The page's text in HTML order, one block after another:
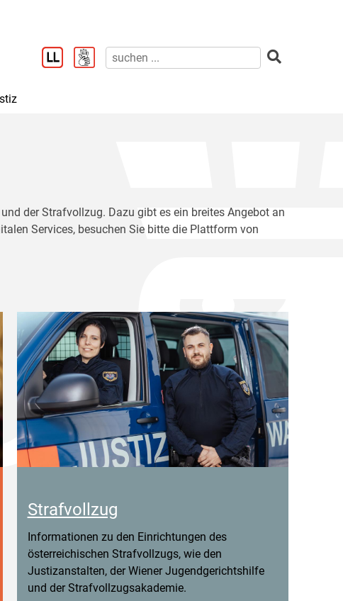
der Strafvollzug. Dazu gibt es ein breites Angebot an
Services, besuchen Sie bitte die Plattform von
Strafvollzug
Informationen zu den Einrichtungen des
österreichischen Strafvollzugs, wie den
Justizanstalten, der Wiener Jugendgerichtshilfe
und der Strafvollzugsakademie.